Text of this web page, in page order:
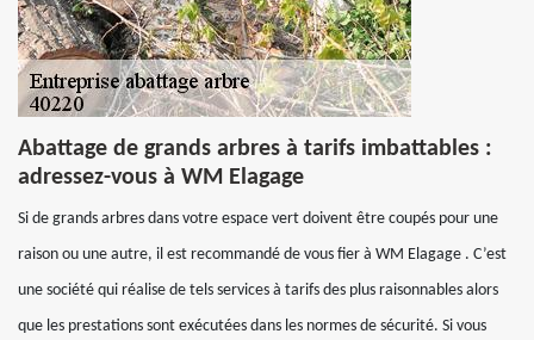
Abattage de grands arbres à tarifs imbattables :
adressez-vous à WM Elagage
Si de grands arbres dans votre espace vert doivent être coupés pour une
raison ou une autre, il est recommandé de vous fier à WM Elagage . C’est
une société qui réalise de tels services à tarifs des plus raisonnables alors
que les prestations sont exécutées dans les normes de sécurité. Si vous